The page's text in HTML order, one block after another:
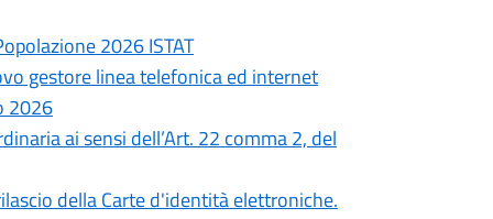
2026 ISTAT
gestore linea telefonica ed internet
2026
ai sensi dell’Art. 22 comma 2, del
della Carte d'identità elettroniche.